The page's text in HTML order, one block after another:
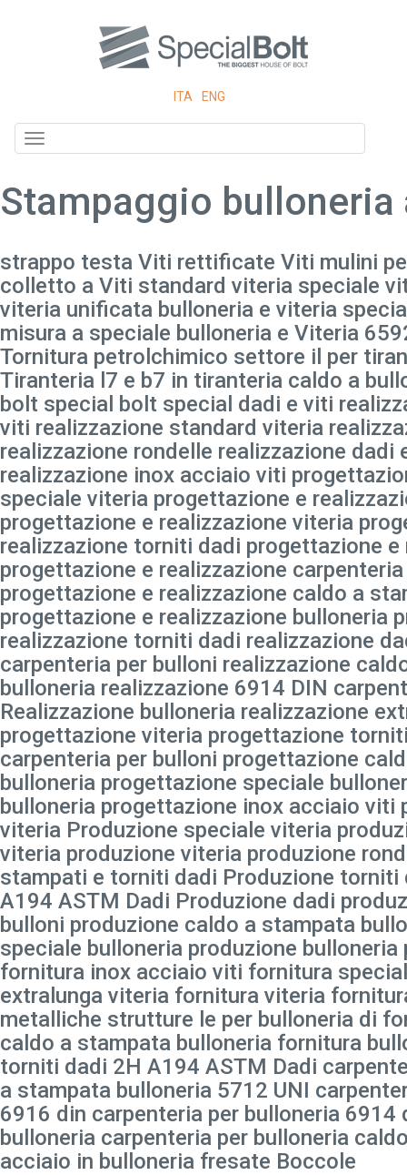
ITA ENG
Stampaggio bulloneria
strappo testa Viti rettificate Viti mulini
colletto a Viti standard viteria speciale
viteria unificata bulloneria e viteria
misura a speciale bulloneria e Viteria
Tornitura petrolchimico settore il per
Tiranteria l7 e b7 in tiranteria caldo a
bolt special bolt special dadi e viti
viti realizzazione standard viteria
realizzazione rondelle realizzazione dadi
realizzazione inox acciaio viti
speciale viteria progettazione e
progettazione e realizzazione viteria
realizzazione torniti dadi progettazione e
progettazione e realizzazione
progettazione e realizzazione caldo a
progettazione e realizzazione bulloneria
realizzazione torniti dadi realizzazione
carpenteria per bulloni realizzazione
bulloneria realizzazione 6914 DIN
Realizzazione bulloneria realizzazione
progettazione viteria progettazione
carpenteria per bulloni progettazione
bulloneria progettazione speciale
bulloneria progettazione inox acciaio viti
viteria Produzione speciale viteria
viteria produzione viteria produzione
stampati e torniti dadi Produzione torniti
A194 ASTM Dadi Produzione dadi
bulloni produzione caldo a stampata
speciale bulloneria produzione
fornitura inox acciaio viti fornitura
extralunga viteria fornitura viteria
metalliche strutture le per bulloneria di
caldo a stampata bulloneria fornitura
torniti dadi 2H A194 ASTM Dadi
a stampata bulloneria 5712 UNI
6916 din carpenteria per bulloneria 6914
bulloneria carpenteria per bulloneria
acciaio in bulloneria fresate Boccole